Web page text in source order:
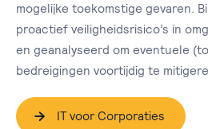
mogelijke toekomstige gevaren.
proactief veiligheidsrisico’s in
en geanalyseerd om eventuele
bedreigingen voortijdig te
IT voor Corporaties